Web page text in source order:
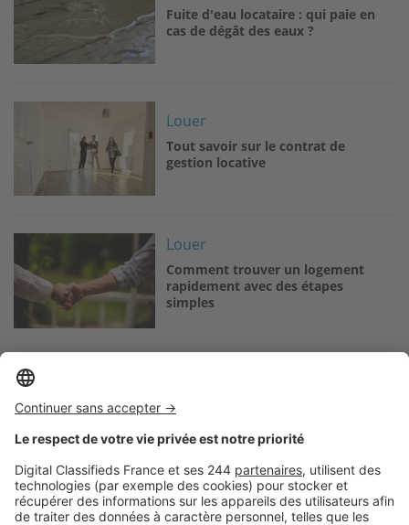
Fuite d'eau locataire : qui paie en
cas de dégât des eaux ?
Louer
Tout savoir sur le contrat de
gestion locative
Louer
Comment trouver un logement
rapidement avec des étapes
simples
Logic-Immo c’est aussi …